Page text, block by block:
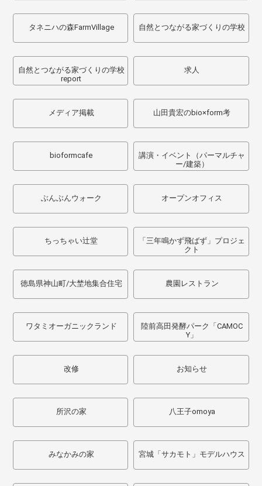
タネニハの森FarmVillage 自然とつながる家づくりの学校
自然とつながる家づくりの学校
report
求人
メディア掲載 山田貴宏のbio×form考
bioformcafe
講演・イベント（パーマルチャ
ー/建築）
ぶんぶんウォーク オープンオフィス
ちっちゃい辻堂
「三年鳴かず飛ばず」プロジェ
クト
徳島県神山町/大埜地集合住宅 農園レストラン
ワタミオーガニックランド
陸前高田発酵パーク「CAMOC
Y」
改修 お知らせ
所沢の家 八王子omoya
みなかみの家 宮城「サカモト」モデルハウス